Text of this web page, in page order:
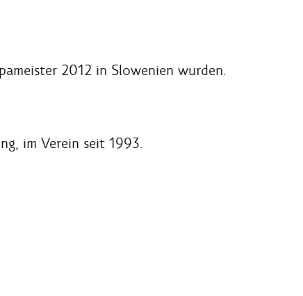
2012 in Slowenien wurden.
im Verein seit 1993.